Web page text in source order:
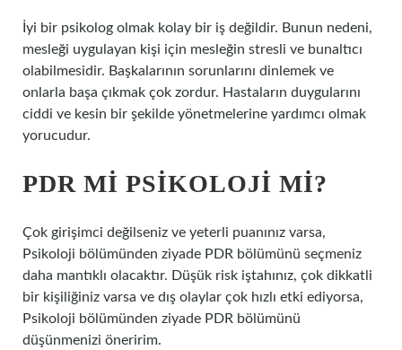
İyi bir psikolog olmak kolay bir iş değildir. Bunun nedeni,
mesleği uygulayan kişi için mesleğin stresli ve bunaltıcı
olabilmesidir. Başkalarının sorunlarını dinlemek ve
onlarla başa çıkmak çok zordur. Hastaların duygularını
ciddi ve kesin bir şekilde yönetmelerine yardımcı olmak
yorucudur.
PDR MI PSIKOLOJI MI?
Çok girişimci değilseniz ve yeterli puanınız varsa,
Psikoloji bölümünden ziyade PDR bölümünü seçmeniz
daha mantıklı olacaktır. Düşük risk iştahınız, çok dikkatli
bir kişiliğiniz varsa ve dış olaylar çok hızlı etki ediyorsa,
Psikoloji bölümünden ziyade PDR bölümünü
düşünmenizi öneririm.